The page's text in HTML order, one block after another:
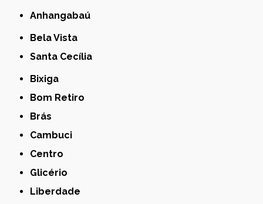
Anhangabaú
Bela Vista
Santa Cecília
Bixiga
Bom Retiro
Brás
Cambuci
Centro
Glicério
Liberdade